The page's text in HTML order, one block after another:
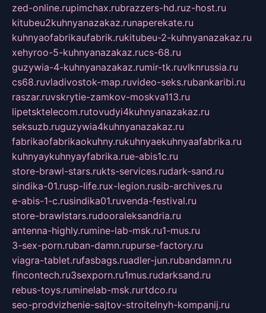
zed-online.rupimchax.rubrazzers-hd.ruz-host.ru
kitubeu2kuhnyanazakaz.runaperekate.ru
kuhnyaofabrikaufabrik.rukitubeu-2-kuhnyanazakaz.ru
xehyroo-5-kuhnyanazakaz.rucs-68.ru
guzywia-4-kuhnyanazakaz.rumir-tk.ruvlknrussia.ru
cs68.ruvladivostok-map.ruvideo-seks.rubankaribi.ru
raszar.ruvskrytie-zamkov-moskva113.ru
lipetsktelecom.rutovudyi4kuhnyanazakaz.ru
seksuzb.ruguzywia4kuhnyanazakaz.ru
fabrikaofabrikaokuhny.rukuhnyaekuhnyaafabrika.ru
kuhnyaykuhnyayfabrika.rue-abis1c.ru
store-brawl-stars.rukts-services.rudark-sand.ru
sindika-01.rusp-life.rux-legion.rusib-archives.ru
e-abis-1-c.rusindika01.ruvenda-festival.ru
store-brawlstars.rudooraleksandria.ru
antenna-highly.rumine-lab-msk.ru1-mus.ru
3-sex-porn.ruban-damn.rupurse-factory.ru
viagra-tablet.rufasbags.ruadler-jun.rubandamn.ru
fincontech.ru3sexporn.ru1mus.rudarksand.ru
rebus-toys.ruminelab-msk.rurtdco.ru
seo-prodvizhenie-sajtov-stroitelnyh-kompanij.ru